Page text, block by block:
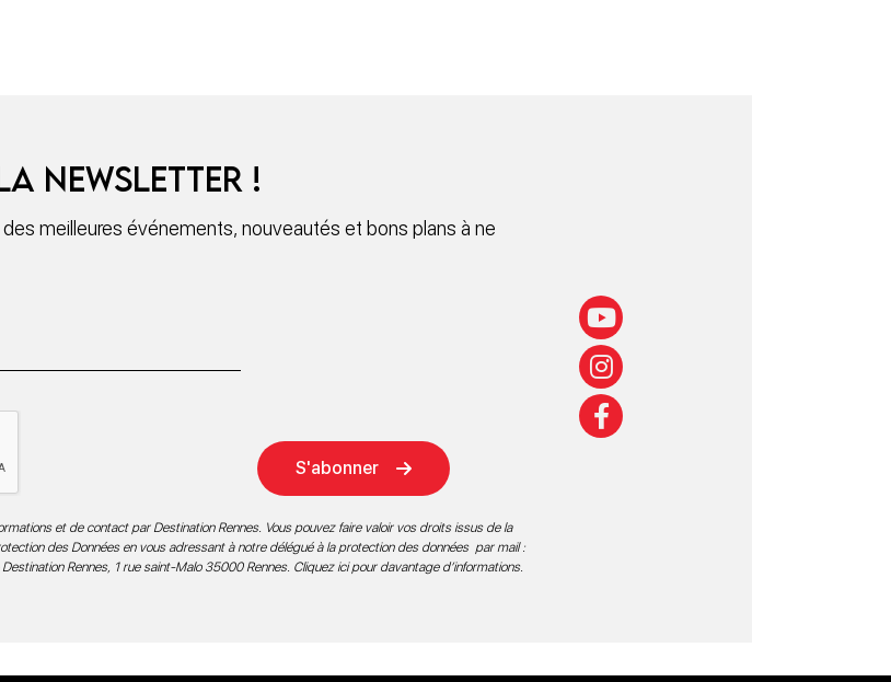
newsletter !
meilleures événements, nouveautés et bons plans à ne
S'abonner
et de contact par Destination Rennes. Vous pouvez faire valoir vos droits issus de la
des Données en vous adressant à notre délégué à la protection des données par mail :
Rennes, 1 rue saint-Malo 35000 Rennes. Cliquez ici pour davantage d’informations.